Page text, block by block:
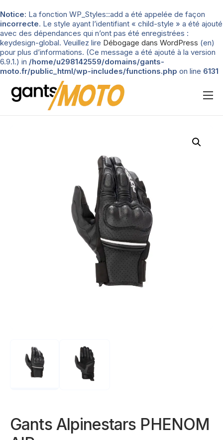
Notice: La fonction WP_Styles::add a été appelée de façon
incorrecte. Le style ayant l’identifiant « child-style » a été ajouté
avec des dépendances qui n’ont pas été enregistrées :
keydesign-global. Veuillez lire Débogage dans WordPress (en)
pour plus d’informations. (Ce message a été ajouté à la version
6.9.1.) in /home/u298142559/domains/gants-
moto.fr/public_html/wp-includes/functions.php on line 6131
Nos tests
Gants Alpinestars PHENOM